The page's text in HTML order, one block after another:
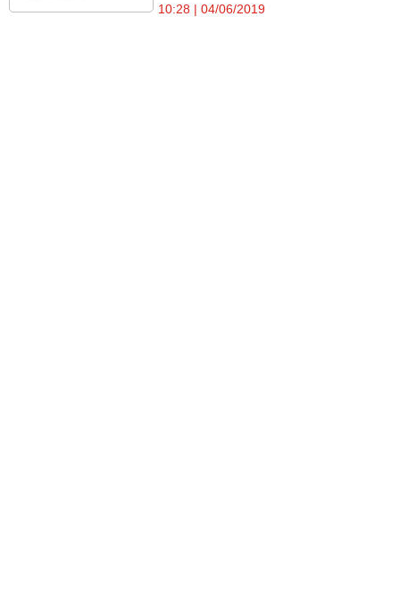
10:28 | 04/06/2019